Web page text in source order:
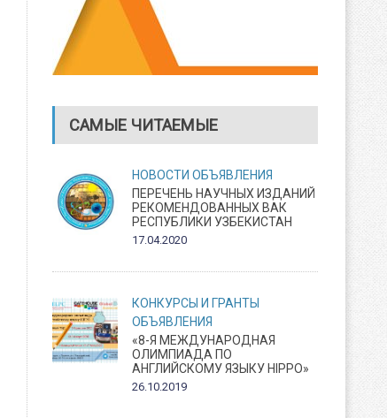
САМЫЕ ЧИТАЕМЫЕ
НОВОСТИ ОБЪЯВЛЕНИЯ
ПЕРЕЧЕНЬ НАУЧНЫХ ИЗДАНИЙ
РЕКОМЕНДОВАННЫХ ВАК
РЕСПУБЛИКИ УЗБЕКИСТАН
17.04.2020
КОНКУРСЫ И ГРАНТЫ
ОБЪЯВЛЕНИЯ
«8-Я МЕЖДУНАРОДНАЯ
ОЛИМПИАДА ПО
АНГЛИЙСКОМУ ЯЗЫКУ HIPPO»
26.10.2019